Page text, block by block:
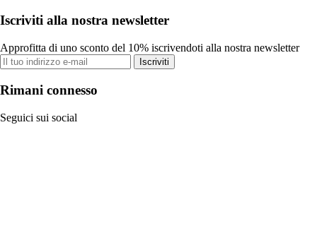
Iscriviti alla nostra newsletter
Approfitta di uno sconto del 10% iscrivendoti alla nostra newsletter
Iscriviti
Rimani connesso
Seguici sui social